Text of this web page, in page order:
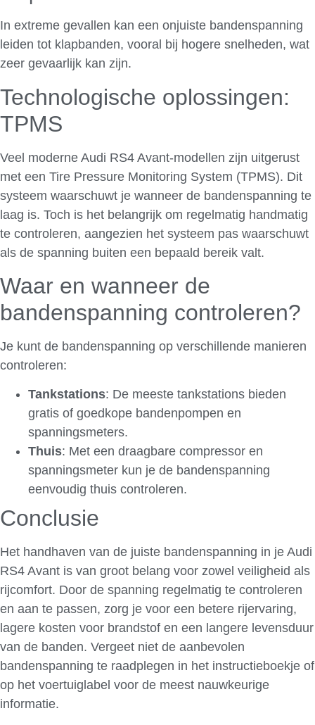
In extreme gevallen kan een onjuiste bandenspanning
leiden tot klapbanden, vooral bij hogere snelheden, wat
zeer gevaarlijk kan zijn.
Technologische oplossingen:
TPMS
Veel moderne Audi RS4 Avant-modellen zijn uitgerust
met een Tire Pressure Monitoring System (TPMS). Dit
systeem waarschuwt je wanneer de bandenspanning te
laag is. Toch is het belangrijk om regelmatig handmatig
te controleren, aangezien het systeem pas waarschuwt
als de spanning buiten een bepaald bereik valt.
Waar en wanneer de
bandenspanning controleren?
Je kunt de bandenspanning op verschillende manieren
controleren:
Tankstations: De meeste tankstations bieden
gratis of goedkope bandenpompen en
spanningsmeters.
Thuis: Met een draagbare compressor en
spanningsmeter kun je de bandenspanning
eenvoudig thuis controleren.
Conclusie
Het handhaven van de juiste bandenspanning in je Audi
RS4 Avant is van groot belang voor zowel veiligheid als
rijcomfort. Door de spanning regelmatig te controleren
en aan te passen, zorg je voor een betere rijervaring,
lagere kosten voor brandstof en een langere levensduur
van de banden. Vergeet niet de aanbevolen
bandenspanning te raadplegen in het instructieboekje of
op het voertuiglabel voor de meest nauwkeurige
informatie.